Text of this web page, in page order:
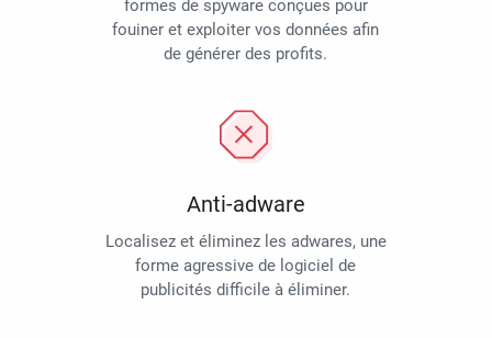
formes de spyware conçues pour
fouiner et exploiter vos données afin
de générer des profits.
Anti-adware
Localisez et éliminez les adwares, une
forme agressive de logiciel de
publicités difficile à éliminer.